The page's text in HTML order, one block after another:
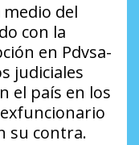
del
con la
en Pdvsa-
judiciales
el país en los
su contra.